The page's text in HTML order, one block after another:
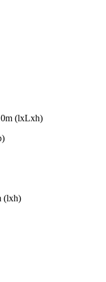
(lxLxh)
(lxh)